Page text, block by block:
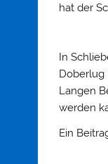
hat der
In
Doberlug
Langen
werden
Ein